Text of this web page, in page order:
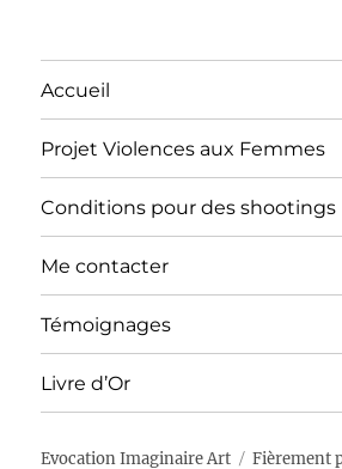
Accueil
Projet Violences aux Femmes
Conditions pour des shootings
Me contacter
Témoignages
Livre d’Or
Evocation Imaginaire Art Fièrement